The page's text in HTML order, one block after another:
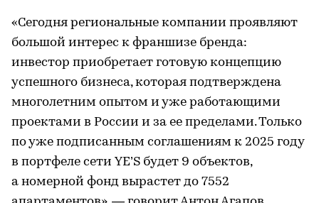
«Сегодня региональные компании проявляют
большой интерес к франшизе бренда:
инвестор приобретает готовую концепцию
успешного бизнеса, которая подтверждена
многолетним опытом и уже работающими
проектами в России и за ее пределами. Только
по уже подписанным соглашениям к 2025 году
в портфеле сети YE’S будет 9 объектов,
а номерной фонд вырастет до 7552